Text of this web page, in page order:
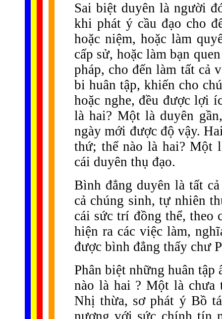
Sai biệt duyên là người
khi phát ý cầu đạo cho
hoặc niệm, hoặc làm
cấp sử, hoặc làm bạn
pháp, cho đến làm tất cả
bi huân tập, khiến cho
hoặc nghe, đều được lợi
là hai? Một là duyên
ngày mới được độ vậy.
thứ; thế nào là hai? Một
cái duyên thụ đạo.
Bình đẳng duyên là tất
cả chúng sinh, tự nhiên
cái sức trí đồng thể, theo
hiện ra các việc làm,
được bình đẳng thấy chư
Phân biệt những huân
nào là hai ? Một là chưa
Nhị thừa, sơ phát ý Bồ